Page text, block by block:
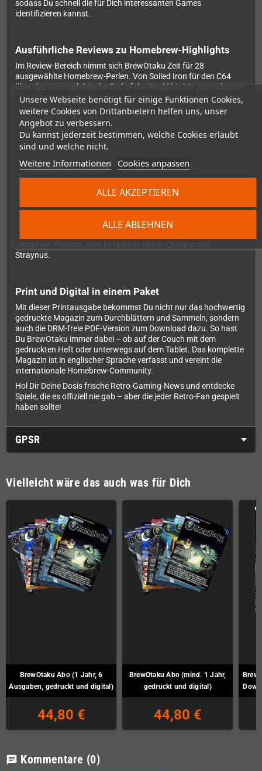
Unsere Webseite benötigt für einige Funktionen Cookies,
weitere Cookies von Drittanbietern helfen uns, unser
Angebot zu verbessern.
Du kannst jederzeit bestimmen, welche Cookies erlaubt
sind und welche nicht.
Weitere Informationen Cookies anpassen
ALLE ABLEHNEN
ALLE AKZEPTIEREN
sodass Du schnell die für Dich interessanten Games
identifizieren kannst.
Ausführliche Reviews zu Homebrew-Highlights
Im Review-Bereich nimmt sich BrewOtaku Zeit für 28
ausgewählte Homebrew-Perlen. Von Soiled Iron für den C64
über das atmosphärische End of the World bis hin zu modernen
Portierungen wie Doom64 für Dreamcast – hier erfährst Du im
Detail, was die Spiele ausmacht, wie sie sich spielen und ob sie
das Download wert sind. Die Reviews sind ehrlich, fundiert und
von echten Retro-Fans für Retro-Fans geschrieben.
Stories, Features und Hardware-Specials
spannende Hintergrundgeschichten: Ein Feature zum
Visual Novel Engine für Sega Mega Drive, eine Retrospektive zur
Lotus Turbo Challenge-Serie und ein Hardware-Special zum
Straynus.
Print und Digital in einem Paket
Mit dieser Printausgabe bekommst Du nicht nur das hochwertig
gedruckte Magazin zum Durchblättern und Sammeln, sondern
auch die DRM-freie PDF-Version zum Download dazu. So hast
Du BrewOtaku immer dabei – ob auf der Couch mit dem
gedruckten Heft oder unterwegs auf dem Tablet. Das komplette
Magazin ist in englischer Sprache verfasst und vereint die
internationale Homebrew-Community.
Hol Dir Deine Dosis frische Retro-Gaming-News und entdecke
Spiele, die es offiziell nie gab – aber die jeder Retro-Fan gespielt
haben sollte!
GPSR
Vielleicht wäre das auch was für Dich
BrewOtaku Abo (1 Jahr, 6
Ausgaben, gedruckt und digital)
44,80 €
BrewOtaku Abo (mind. 1 Jahr,
gedruckt und digital)
44,80 €
chat Kommentare (0)